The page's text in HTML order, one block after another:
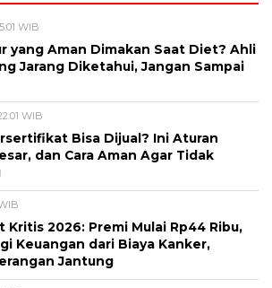
WIB
yang Aman Dimakan Saat Diet? Ahli
Jarang Diketahui, Jangan Sampai
WIB
Bisa Dijual? Ini Aturan
dan Cara Aman Agar Tidak
Kritis 2026: Premi Mulai Rp44 Ribu,
Keuangan dari Biaya Kanker,
Jantung